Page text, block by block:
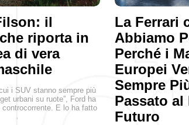
il
riporta in
di vera
i SUV stanno sempre più
urbani su ruote”, Ford ha
E lo ha fatto
La Ferrari
Abbiamo
Perché i
Europei
Sempre
Passato al
Futuro